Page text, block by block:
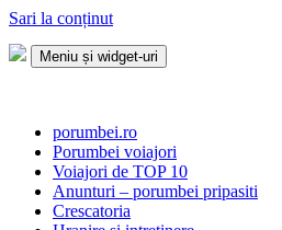
Sari la conținut
Meniu și widget-uri
porumbei.ro
Porumbei voiajori
Voiajori de TOP 10
Anunturi – porumbei pripasiti
Crescatoria